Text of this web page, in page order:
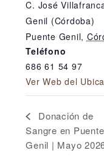
C. José
Genil (Córdoba)
Puente Genil,
Teléfono
686 61 54 97
Ver Web del
Donación de
Sangre en Puente
Genil | Mayo